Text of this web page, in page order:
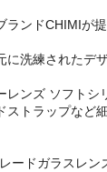
ランドCHIMIが
に洗練されたデ
レンズ ソフトシ
ストラップなど
ードガラスレン